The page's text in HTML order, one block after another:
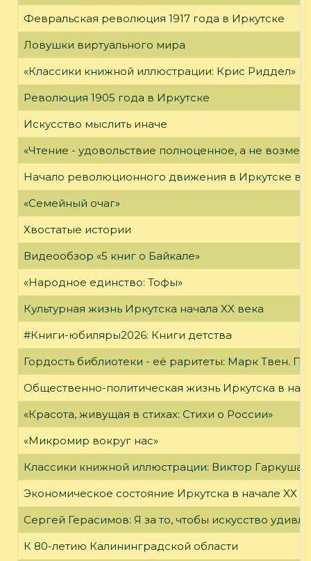
Февральская революция 1917 года в Иркутске
Ловушки виртуального мира
«Классики книжной иллюстрации: Крис Риддел»
Революция 1905 года в Иркутске
Искусство мыслить иначе
«Чтение - удовольствие полноценное, а не
Начало революционного движения в Иркутске в
«Семейный очаг»
Хвостатые истории
Видеообзор «5 книг о Байкале»
«Народное единство: Тофы»
Культурная жизнь Иркутска начала XX века
#Книги-юбиляры2026: Книги детства
Гордость библиотеки - её раритеты: Марк Твен.
Общественно-политическая жизнь Иркутска в
«Красота, живущая в стихах: Стихи о России»
«Микромир вокруг нас»
Классики книжной иллюстрации: Виктор Гаркуша
Экономическое состояние Иркутска в начале XX
Сергей Герасимов: Я за то, чтобы искусство
К 80-летию Калининградской области